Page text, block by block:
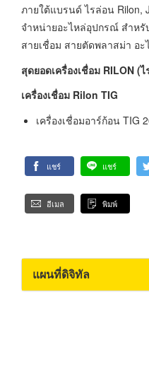
ภายใต้แบรนด์ ไรล่อน Rilon,
จำหน่ายอะไหล่อุปกรณ์ สำห
สายเชื่อม สายตัดพลาสม่า อ
สุดยอดเครื่องเชื่อม RILON (
เครื่องเชื่อม Rilon TIG
เครื่องเชื่อมอาร์ก้อน TIG
แชร์ แชร์
อีเมล พิมพ์
แผนที่ดิจิทัล